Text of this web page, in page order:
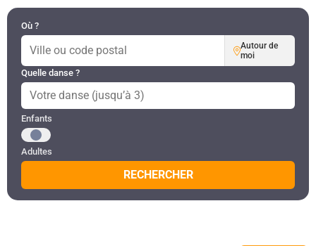
Où ?
Autour de
moi
Quelle danse ?
Public recherché
Enfants
Adultes
RECHERCHER